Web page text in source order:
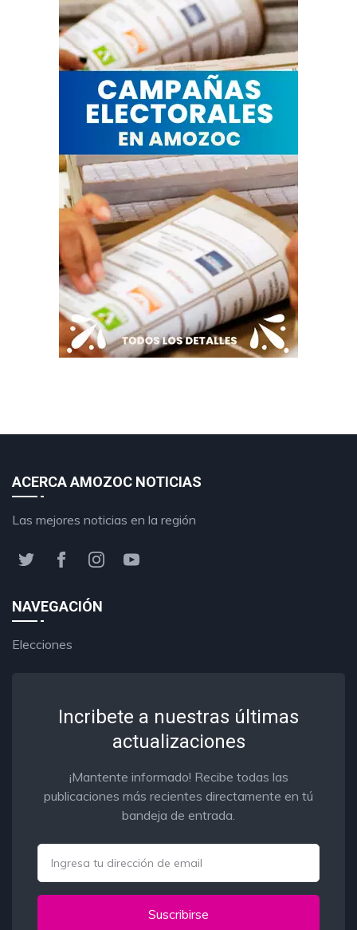
ACERCA AMOZOC NOTICIAS
Las mejores noticias en la región
NAVEGACIÓN
Elecciones
Incribete a nuestras últimas
actualizaciones
¡Mantente informado! Recibe todas las
publicaciones más recientes directamente en tú
bandeja de entrada.
Suscribirse